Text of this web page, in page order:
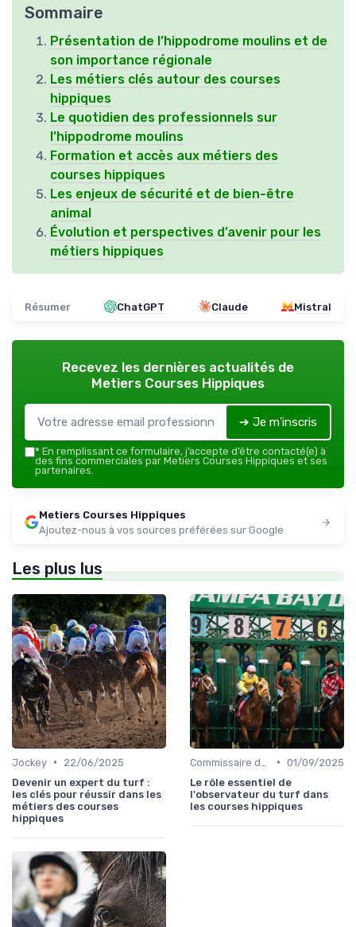
Sommaire
Présentation de l’hippodrome moulins et de
son importance régionale
Les métiers clés autour des courses
hippiques
Le quotidien des professionnels sur
l’hippodrome moulins
Formation et accès aux métiers des
courses hippiques
Les enjeux de sécurité et de bien-être
animal
Évolution et perspectives d’avenir pour les
métiers hippiques
Résumer ChatGPT Claude Mistral
Recevez les dernières actualités de
Metiers Courses Hippiques
➔ Je m'inscris
* En remplissant ce formulaire, j’accepte d’être contacté(e) à
des fins commerciales par Metiers Courses Hippiques et ses
partenaires.
Metiers Courses Hippiques
Ajoutez-nous à vos sources préférées sur Google
Les plus lus
Jockey •
22/06/2025
Devenir un expert du turf :
les clés pour réussir dans les
métiers des courses
hippiques
• 01/09/2025
Le rôle essentiel de
l'observateur du turf dans
les courses hippiques